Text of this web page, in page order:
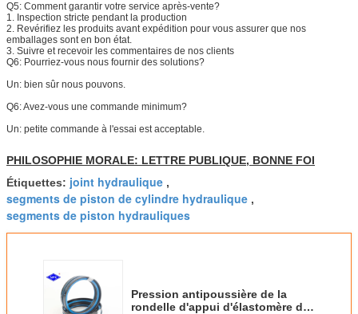
Q5: Comment garantir votre service après-vente?
1. Inspection stricte pendant la production
2. Revérifiez les produits avant expédition pour vous assurer que nos
emballages sont en bon état.
3. Suivre et recevoir les commentaires de nos clients
Q6: Pourriez-vous nous fournir des solutions?
Un: bien sûr nous pouvons.
Q6: Avez-vous une commande minimum?
Un: petite commande à l'essai est acceptable.
PHILOSOPHIE MORALE: LETTRE PUBLIQUE, BONNE FOI
Étiquettes: joint hydraulique ,
segments de piston de cylindre hydraulique ,
segments de piston hydrauliques
Pression antipoussière de la
rondelle d'appui d'élastomère de